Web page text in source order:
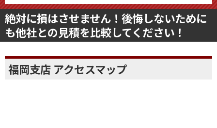
絶対に損はさせません！後悔しないために
も他社との見積を比較してください！
福岡支店 アクセスマップ